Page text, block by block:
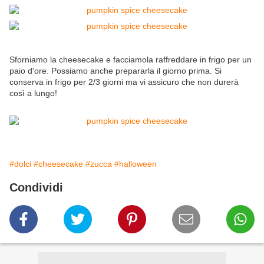
Sforniamo la cheesecake e facciamola raffreddare in frigo per un
paio d'ore. Possiamo anche prepararla il giorno prima. Si
conserva in frigo per 2/3 giorni ma vi assicuro che non durerà
così a lungo!
#dolci #cheesecake #zucca #halloween
Condividi